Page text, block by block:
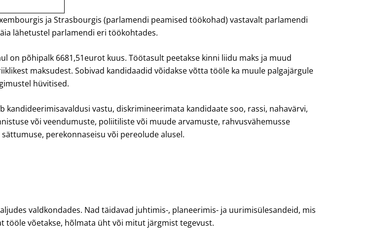
ja Strasbourgis (parlamendi peamised töökohad) vastavalt parlamendi
lähetustel parlamendi eri töökohtades.
on põhipalk 6681,51eurot kuus. Töötasult peetakse kinni liidu maks ja muud
maksudest. Sobivad kandidaadid võidakse võtta tööle ka muule palgajärgule
hüvitised.
vastu, diskrimineerimata kandidaate soo, rassi, nahavärvi,
või veendumuste, poliitiliste või muude arvamuste, rahvusvähemusse
perekonnaseisu või pereolude alusel.
valdkondades. Nad täidavad juhtimis-, planeerimis- ja uurimisülesandeid, mis
tööle võetakse, hõlmata üht või mitut järgmist tegevust.